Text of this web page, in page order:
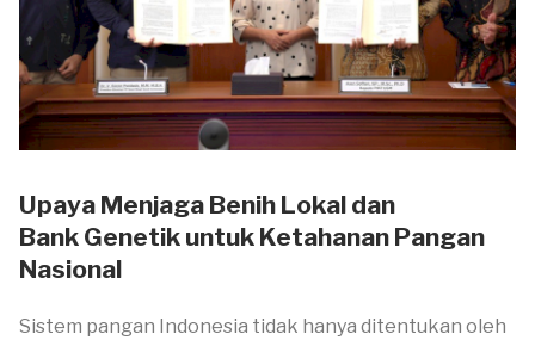
Upaya Menjaga Benih Lokal dan
Bank Genetik untuk Ketahanan Pangan
Nasional
Sistem pangan Indonesia tidak hanya ditentukan oleh